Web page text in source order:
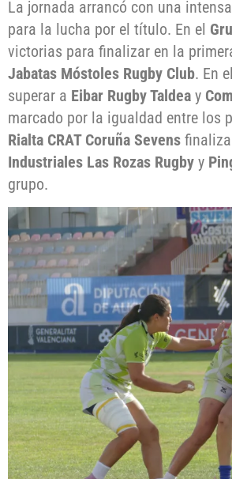
La jornada arrancó con una
para la lucha por el título. En el
victorias para finalizar en la
Jabatas Móstoles Rugby Club. En el
superar a Eibar Rugby Taldea y
marcado por la igualdad entre los
Rialta CRAT Coruña Sevens
Industriales Las Rozas Rugby y
grupo.